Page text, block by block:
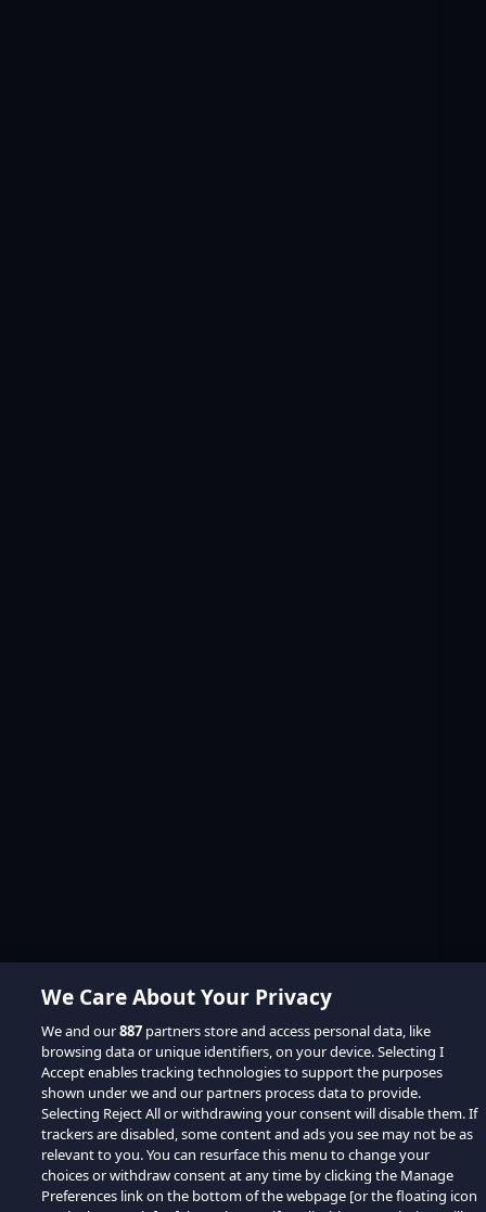
We Care About Your Privacy
We and our887 partners store and access personal data, like
browsing data or unique identifiers, on your device. Selecting I
Accept enables tracking technologies to support the purposes
shown under we and our partners process data to provide.
Selecting Reject All or withdrawing your consent will disable them. If
trackers are disabled, some content and ads you see may not be as
relevant to you. You can resurface this menu to change your
choices or withdraw consent at any time by clicking the Manage
Preferences link on the bottom of the webpage [or the floating icon